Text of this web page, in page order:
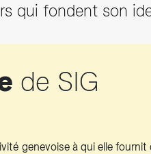
qui fondent son
de SIG
genevoise à qui elle fournit